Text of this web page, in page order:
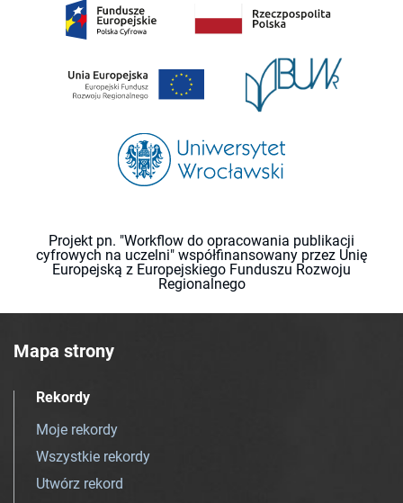
Projekt pn. "Workflow do opracowania publikacji
cyfrowych na uczelni" współfinansowany przez Unię
Europejską z Europejskiego Funduszu Rozwoju
Regionalnego
Mapa strony
Rekordy
Moje rekordy
Wszystkie rekordy
Utwórz rekord